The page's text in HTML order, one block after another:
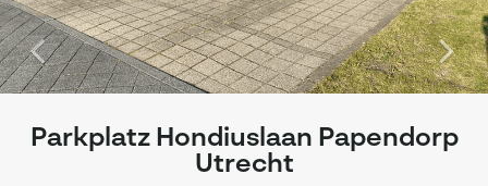
Parkplatz Hondiuslaan Papendorp
Utrecht